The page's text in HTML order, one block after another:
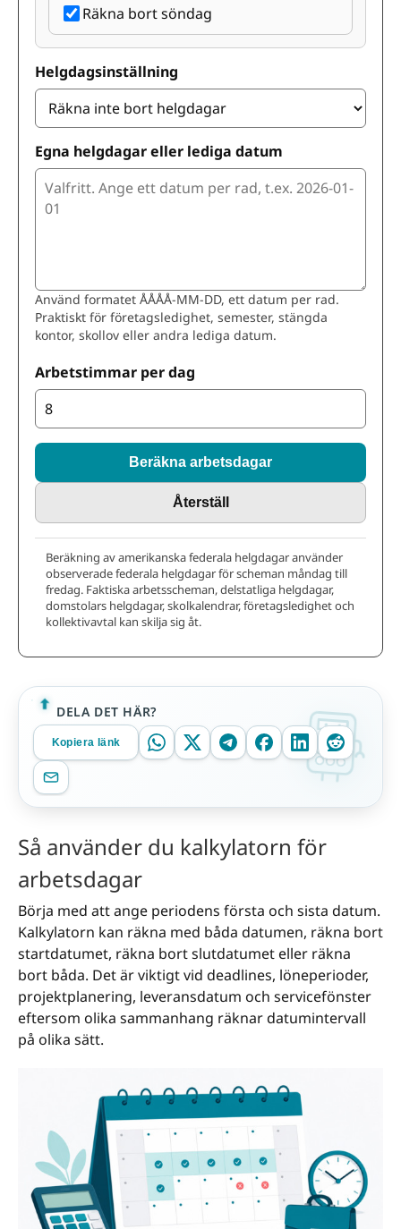
Räkna bort söndag
Helgdagsinställning
Egna helgdagar eller lediga datum
Använd formatet ÅÅÅÅ-MM-DD, ett datum per rad.
Praktiskt för företagsledighet, semester, stängda
kontor, skollov eller andra lediga datum.
Arbetstimmar per dag
Beräkna arbetsdagar
Återställ
Beräkning av amerikanska federala helgdagar använder
observerade federala helgdagar för scheman måndag till
fredag. Faktiska arbetsscheman, delstatliga helgdagar,
domstolars helgdagar, skolkalendrar, företagsledighet och
kollektivavtal kan skilja sig åt.
DELA DET HÄR?
Kopiera länk
Så använder du kalkylatorn för
arbetsdagar
Börja med att ange periodens första och sista datum.
Kalkylatorn kan räkna med båda datumen, räkna bort
startdatumet, räkna bort slutdatumet eller räkna
bort båda. Det är viktigt vid deadlines, löneperioder,
projektplanering, leveransdatum och servicefönster
eftersom olika sammanhang räknar datumintervall
på olika sätt.